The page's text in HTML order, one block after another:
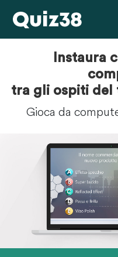
Instaura
tra gli ospiti del
Gioca da